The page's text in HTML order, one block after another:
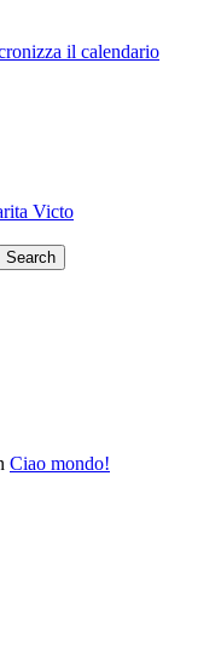
il calendario
Victo
Ciao mondo!